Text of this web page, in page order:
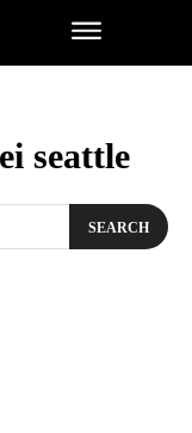
seattle
SEARCH